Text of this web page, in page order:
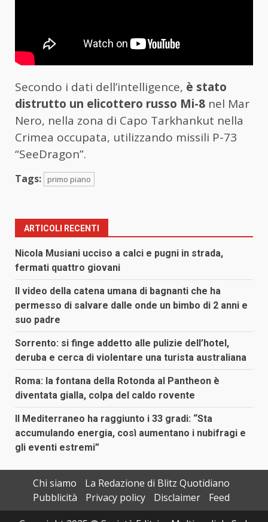
Secondo i dati dell’intelligence, è stato
distrutto un elicottero russo Mi-8 nel Mar
Nero, nella zona di Capo Tarkhankut nella
Crimea occupata, utilizzando missili P-73
“SeeDragon”.
Tags: primo piano
ARTICOLI RECENTI
Nicola Musiani ucciso a calci e pugni in strada,
fermati quattro giovani
Il video della catena umana di bagnanti che ha
permesso di salvare dalle onde un bimbo di 2 anni e
suo padre
Sorrento: si finge addetto alle pulizie dell’hotel,
deruba e cerca di violentare una turista australiana
Roma: la fontana della Rotonda al Pantheon è
diventata gialla, colpa del caldo rovente
Il Mediterraneo ha raggiunto i 33 gradi: “Sta
accumulando energia, così aumentano i nubifragi e
gli eventi estremi”
Chi siamo
La Redazione di Blitz Quotidiano
Pubblicità
Privacy policy Disclaimer
Feed